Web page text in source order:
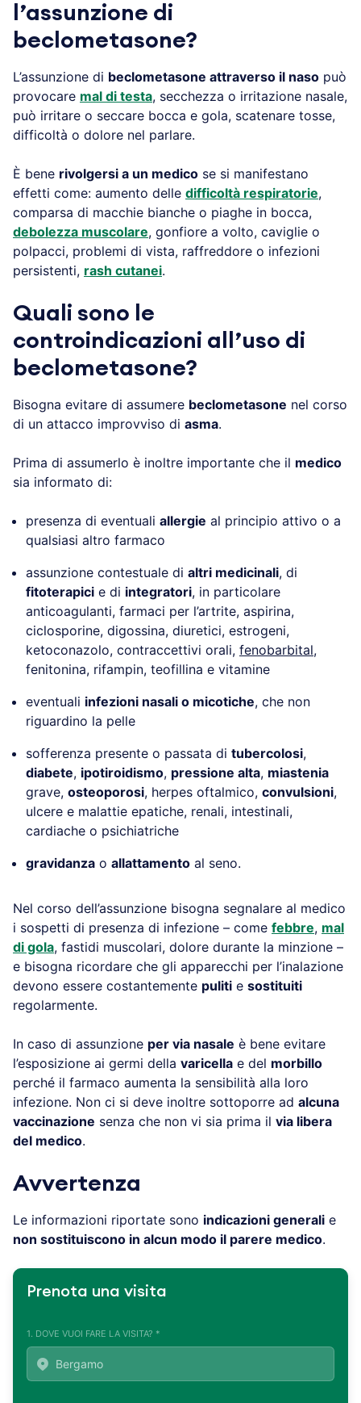
l’assunzione di
beclometasone?
L’assunzione di beclometasone attraverso il naso può
provocare mal di testa, secchezza o irritazione nasale,
può irritare o seccare bocca e gola, scatenare tosse,
difficoltà o dolore nel parlare.
È bene rivolgersi a un medico se si manifestano
effetti come: aumento delle difficoltà respiratorie,
comparsa di macchie bianche o piaghe in bocca,
debolezza muscolare, gonfiore a volto, caviglie o
polpacci, problemi di vista, raffreddore o infezioni
persistenti, rash cutanei.
Quali sono le
controindicazioni all’uso di
beclometasone?
Bisogna evitare di assumere beclometasone nel corso
di un attacco improvviso di asma.
Prima di assumerlo è inoltre importante che il medico
sia informato di:
presenza di eventuali allergie al principio attivo o a
qualsiasi altro farmaco
assunzione contestuale di altri medicinali, di
fitoterapici e di integratori, in particolare
anticoagulanti, farmaci per l’artrite, aspirina,
ciclosporine, digossina, diuretici, estrogeni,
ketoconazolo, contraccettivi orali, fenobarbital,
fenitonina, rifampin, teofillina e vitamine
eventuali infezioni nasali o micotiche, che non
riguardino la pelle
sofferenza presente o passata di tubercolosi,
diabete, ipotiroidismo, pressione alta, miastenia
grave, osteoporosi, herpes oftalmico, convulsioni,
ulcere e malattie epatiche, renali, intestinali,
cardiache o psichiatriche
gravidanza o allattamento al seno.
Nel corso dell’assunzione bisogna segnalare al medico
i sospetti di presenza di infezione – come febbre, mal
di gola, fastidi muscolari, dolore durante la minzione –
e bisogna ricordare che gli apparecchi per l’inalazione
devono essere costantemente puliti e sostituiti
regolarmente.
In caso di assunzione per via nasale è bene evitare
l’esposizione ai germi della varicella e del morbillo
perché il farmaco aumenta la sensibilità alla loro
infezione. Non ci si deve inoltre sottoporre ad alcuna
vaccinazione senza che non vi sia prima il via libera
del medico.
Avvertenza
Le informazioni riportate sono indicazioni generali e
non sostituiscono in alcun modo il parere medico.
Prenota una visita
1. DOVE VUOI FARE LA VISITA? *